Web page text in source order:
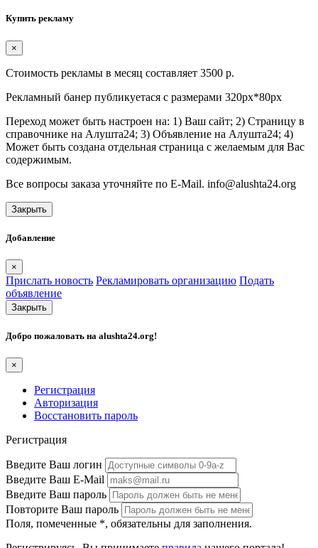
Купить рекламу
×
Стоимость рекламы в месяц составляет 3500 р.
Рекламный банер публикуетася с размерами 320px*80px
Переход может быть настроен на: 1) Ваш сайт; 2) Страницу в
справочнике на Алушта24; 3) Объявление на Алушта24; 4)
Может быть создана отдельная страница с желаемым для Вас
содержимым.
Все вопросы заказа уточняйте по E-Mail. info@alushta24.org
Закрыть
Добавление
×
Прислать новость Рекламировать организацию Подать
объявление
Закрыть
Добро пожаловать на alushta24.org!
×
Регистрация
Авторизация
Восстановить пароль
Регистрация
Введите Ваш логин
Введите Ваш E-Mail
Введите Ваш пароль
Повторите Ваш пароль
Поля, помеченные *, обязательны для заполнения.